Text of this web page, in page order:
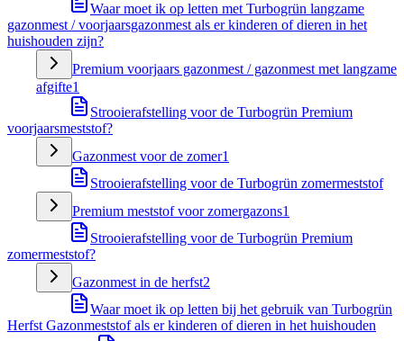
Waar moet ik op letten met Turbogrün langzame
gazonmest / voorjaarsgazonmest als er kinderen of dieren in het
huishouden zijn?
Premium voorjaars gazonmest / gazonmest met langzame
afgifte1
Strooierafstelling voor de Turbogrün Premium
voorjaarsmeststof?
Gazonmest voor de zomer1
Strooierafstelling voor de Turbogrün zomermeststof
Premium meststof voor zomergazons1
Strooierafstelling voor de Turbogrün Premium
zomermeststof?
Gazonmest in de herfst2
Waar moet ik op letten bij het gebruik van Turbogrün
Herfst Gazonmeststof als er kinderen of dieren in het huishouden